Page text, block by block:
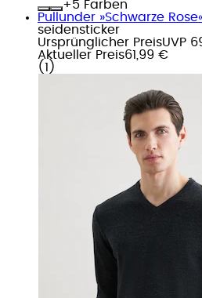
+
Farben
Pullunder »Schwarze
seidensticker
Ursprünglicher PreisUVP
Aktueller Preis61,99 €
( 1 )